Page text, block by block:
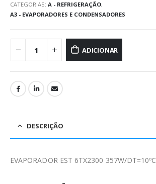
CATEGORIAS: A - REFRIGERAÇÃO,
A3 - EVAPORADORES E CONDENSADORES
ADICIONAR
DESCRIÇÃO
EVAPORADOR EST 6TX2300 357W/DT=10ºC